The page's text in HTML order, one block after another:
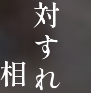
対すれば